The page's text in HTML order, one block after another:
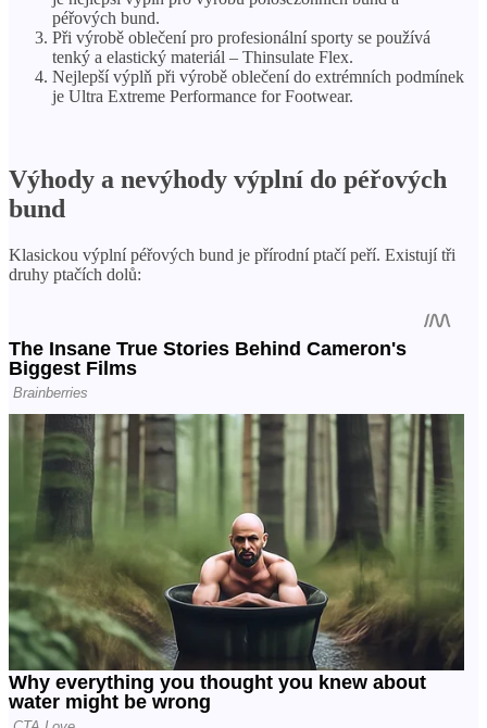
péřových bund.
Při výrobě oblečení pro profesionální sporty se používá
tenký a elastický materiál – Thinsulate Flex.
Nejlepší výplň při výrobě oblečení do extrémních podmínek
je Ultra Extreme Performance for Footwear.
Výhody a nevýhody výplní do péřových
bund
Klasickou výplní péřových bund je přírodní ptačí peří. Existují tři
druhy ptačích dolů: